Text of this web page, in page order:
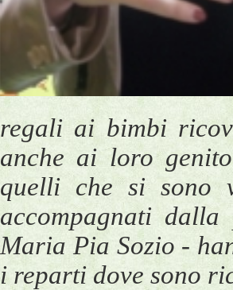
regali ai bimbi
anche ai loro
quelli che si sono
accompagnati dalla
Maria Pia Sozio -
i reparti dove sono